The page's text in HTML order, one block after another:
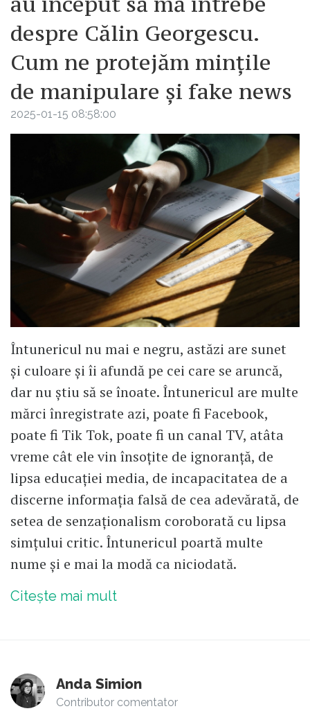
despre Călin Georgescu.
Cum ne protejăm mințile
de manipulare și fake news
2025-01-15 08:58:00
Întunericul nu mai e negru, astăzi are sunet
și culoare și îi afundă pe cei care se aruncă,
dar nu știu să se înoate. Întunericul are multe
mărci înregistrate azi, poate fi Facebook,
poate fi Tik Tok, poate fi un canal TV, atâta
vreme cât ele vin însoțite de ignoranță, de
lipsa educației media, de incapacitatea de a
discerne informația falsă de cea adevărată, de
setea de senzaționalism coroborată cu lipsa
simțului critic. Întunericul poartă multe
nume și e mai la modă ca niciodată.
Citește mai mult
Anda Simion
Contributor comentator